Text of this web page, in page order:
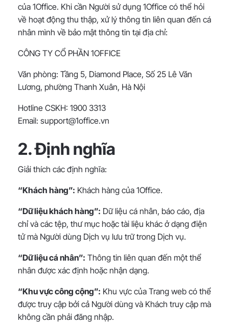
của 1Office. Khi cần Người sử dụng 1Office có thể hỏi
về hoạt động thu thập, xử lý thông tin liên quan đến cá
nhân mình về bảo mật thông tin tại địa chỉ:
CÔNG TY CỔ PHẦN 1OFFICE
Văn phòng: Tầng 5, Diamond Place, Số 25 Lê Văn
Lương, phường Thanh Xuân, Hà Nội
Hotline CSKH: 1900 3313
Email: support@1office.vn
2. Định nghĩa
Giải thích các định nghĩa:
“Khách hàng”: Khách hàng của 1Office.
“Dữ liệu khách hàng”: Dữ liệu cá nhân, báo cáo, địa
chỉ và các tệp, thư mục hoặc tài liệu khác ở dạng điện
tử mà Người dùng Dịch vụ lưu trữ trong Dịch vụ.
“Dữ liệu cá nhân”: Thông tin liên quan đến một thể
nhân được xác định hoặc nhận dạng.
“Khu vực công cộng”: Khu vực của Trang web có thể
được truy cập bởi cả Người dùng và Khách truy cập mà
không cần phải đăng nhập.